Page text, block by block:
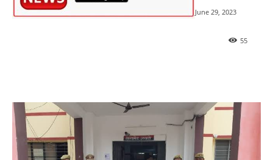
June 29, 2023
55